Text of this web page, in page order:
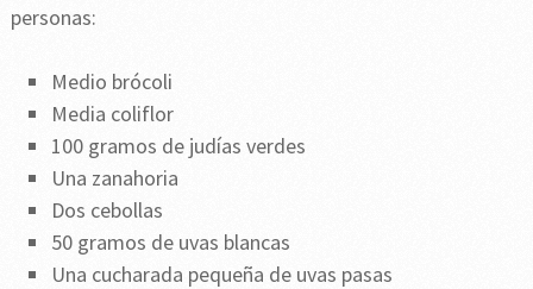
personas:
Medio brócoli
Media coliflor
100 gramos de judías verdes
Una zanahoria
Dos cebollas
50 gramos de uvas blancas
Una cucharada pequeña de uvas pasas